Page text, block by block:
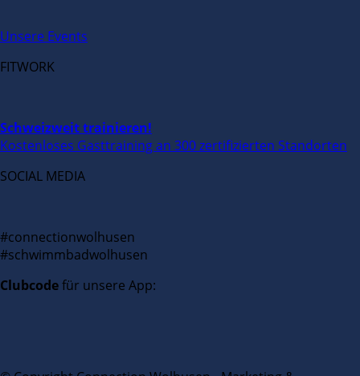
Unsere Events
FITWORK
Schweizweit trainieren!
Kostenloses Gasttraining an 300 zertifizierten Standorten
SOCIAL MEDIA
#connectionwolhusen
#schwimmbadwolhusen
Clubcodefür unsere App: